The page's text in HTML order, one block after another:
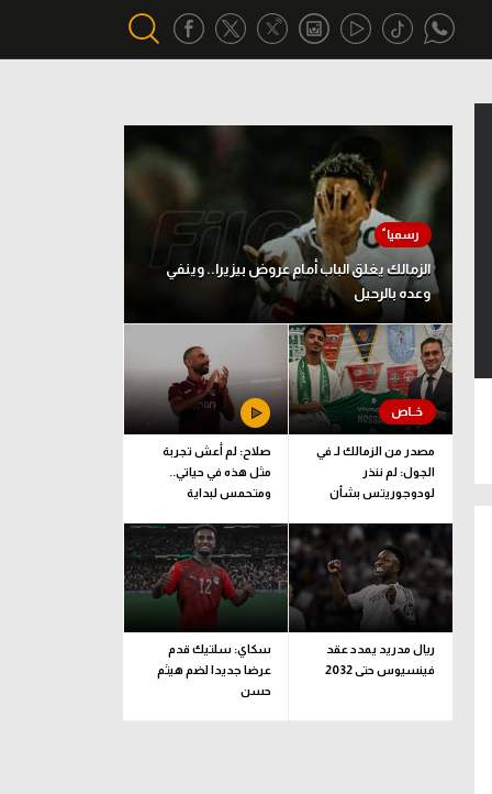
أقسام خاصة
Gamers
ميركاتو
تحقيق في الجول
تقرير في الجول
تحليل في الجول
حكايات في الجول
كويز في الجول
فيديو في الجول
الزمالك يغلق الباب أمام عروض بيزيرا.. وينفي
وعده بالرحيل
مصدر من الزمالك لـ في
الجول: لم ننذر
لودوجوريتس بشأن
المجيد.. وهذا الموعد
المتفق عليه
صلاح: لم أعش تجربة
مثل هذه في حياتي..
ومتحمس لبداية
ريال مدريد يمدد عقد
فينسيوس حتى 2032
سكاي: سلتيك قدم
عرضا جديدا لضم هيثم
حسن